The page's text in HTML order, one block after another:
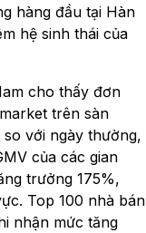
hàng đầu tại Hàn
hệ sinh thái của
cho thấy đơn
trên sàn
so với ngày thường,
của các gian
trưởng 175%,
Top 100 nhà bán
nhận mức tăng